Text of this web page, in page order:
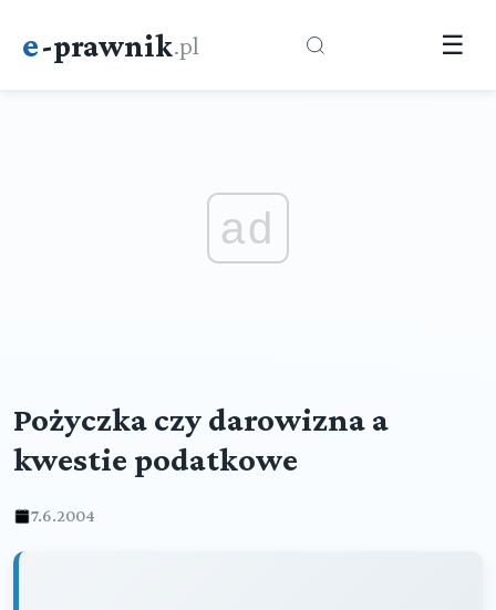
e-prawnik.pl ☰
ad
Pożyczka czy darowizna a
kwestie podatkowe
7.6.2004